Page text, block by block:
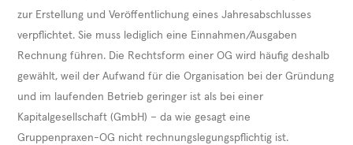
zur Erstellung und Veröffentlichung eines Jahresabschlusses
verpflichtet. Sie muss lediglich eine Einnahmen/Ausgaben
Rechnung führen. Die Rechtsform einer OG wird häufig deshalb
gewählt, weil der Aufwand für die Organisation bei der Gründung
und im laufenden Betrieb geringer ist als bei einer
Kapitalgesellschaft (GmbH) – da wie gesagt eine
Gruppenpraxen-OG nicht rechnungslegungspflichtig ist.